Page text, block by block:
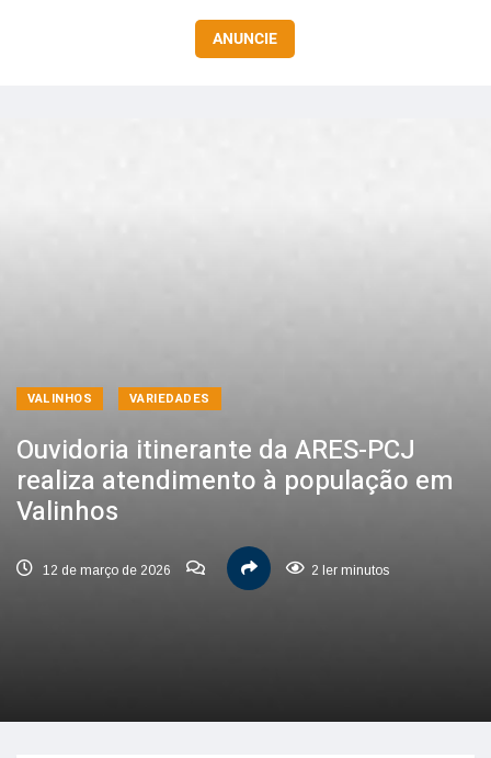
ANUNCIE
VALINHOS VARIEDADES
Ouvidoria itinerante da ARES-PCJ
realiza atendimento à população em
Valinhos
12 de março de 2026 2 ler minutos